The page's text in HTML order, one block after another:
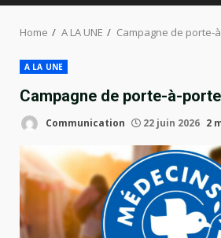
Home A LA UNE Campagne de porte-
A LA UNE
Campagne de porte-à-porte
Communication 22 juin 2026 2